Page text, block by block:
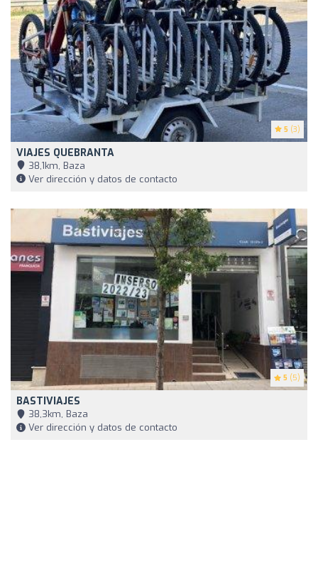
5 (3)
VIAJES QUEBRANTA
38,1km, Baza
Ver dirección y datos de contacto
5 (5)
BASTIVIAJES
38,3km, Baza
Ver dirección y datos de contacto